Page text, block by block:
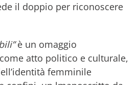
il doppio per riconoscere
è un omaggio
atto politico e culturale,
femminile